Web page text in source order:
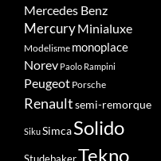
Mercedes Benz
MercuryMinialuxe
Modelisme monoplace
Norev Paolo Rampini
Peugeot Porsche
Renaultsemi-remorque
SikuSimcaSolido
Tekno